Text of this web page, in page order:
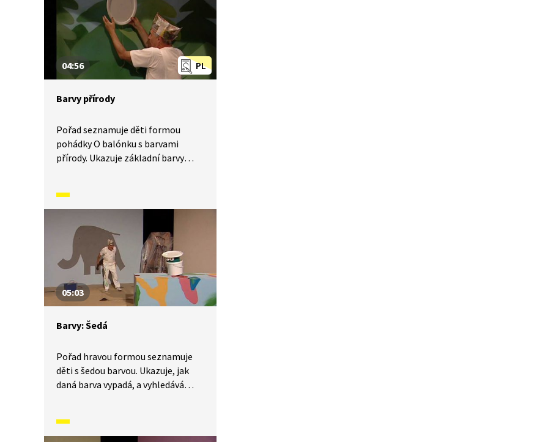
PL
04:56
Barvy přírody
Pořad seznamuje děti formou
pohádky O balónku s barvami
přírody. Ukazuje základní barvy
ukazuje zelenou barvu. Když se
zatoulá do pouště, ukazuje žlutou
barvu. A když letí nad mořem,
ukazuje modrou barvu.
05:03
Barvy: Šedá
Pořad hravou formou seznamuje
děti s šedou barvou. Ukazuje, jak
daná barva vypadá, a vyhledává